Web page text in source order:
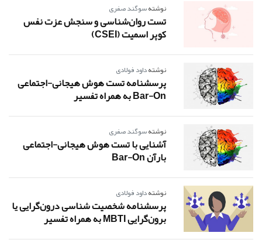
نوشتهسوگند صفری
تست روان‌شناسی و سنجش عزت نفس
کوپر اسمیت (CSEI)
نوشتهداود فولادی
پرسشنامه تست هوش هیجانی-اجتماعی
Bar-On به همراه تفسیر
نوشتهسوگند صفری
آشنایی با تست هوش هیجانی-اجتماعی
بارآن Bar-On
نوشتهداود فولادی
پرسشنامه شخصیت شناسی درون‌گرایی یا
برون‌گرایی MBTI به همراه تفسیر